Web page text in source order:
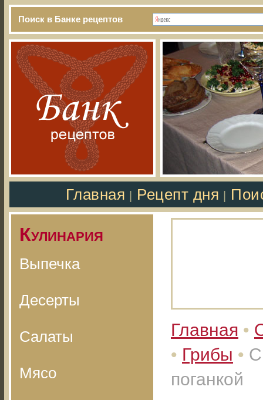
Поиск в Банке рецептов
Главная Рецепт дня
Кулинария
Выпечка
Десерты
Салаты
Мясо
Главная •
• Грибы •
поганкой